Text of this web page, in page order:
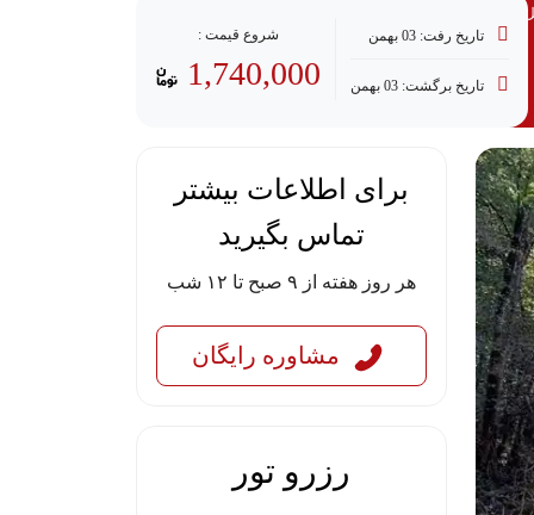
پرداخت با وام
تاریخ رفت: 03 بهمن
تاریخ برگشت: 03 بهمن
شروع قیمت :
1,740,000
برای اطلاعات بیشتر
تماس بگیرید
هر روز هفته از ۹ صبح تا ۱۲ شب
مشاوره رایگان
رزرو تور